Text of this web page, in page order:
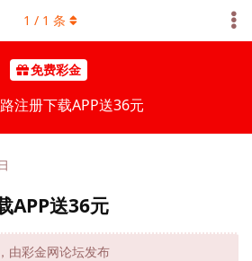
免费彩金
注册下载APP送36元
1 / 1 条
APP送36元
由彩金网论坛发布